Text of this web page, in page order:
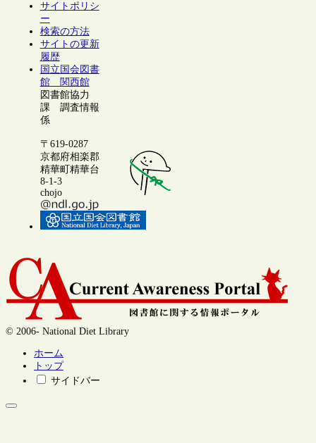
サイトポリシ
ー
検索の方法
サイトの更新
履歴
国立国会図書
館 関西館
図書館協力
課 調査情報
係
〒619-0287
京都府相楽郡
精華町精華台
8-1-3
chojo
© 2006- National Diet Library
ホーム
トップ
サイドバー